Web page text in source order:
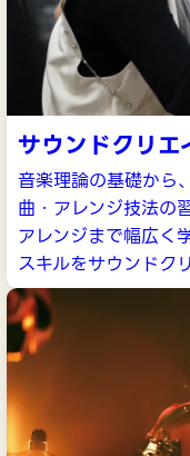
サウンドクリエ
音楽理論の基礎から
曲・アレンジ技法の
アレンジまで幅広く
スキルをサウンドク